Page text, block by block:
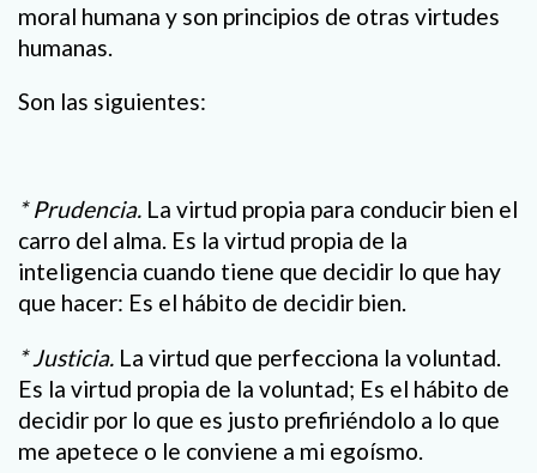
moral humana y son principios de otras virtudes
humanas.
Son las siguientes:
* Prudencia. La virtud propia para conducir bien el
carro del alma. Es la virtud propia de la
inteligencia cuando tiene que decidir lo que hay
que hacer: Es el hábito de decidir bien.
* Justicia. La virtud que perfecciona la voluntad.
Es la virtud propia de la voluntad; Es el hábito de
decidir por lo que es justo prefiriéndolo a lo que
me apetece o le conviene a mi egoísmo.